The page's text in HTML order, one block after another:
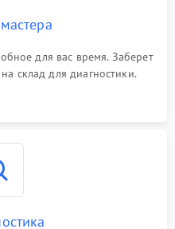
для вас время. Заберет
склад для диагностики.